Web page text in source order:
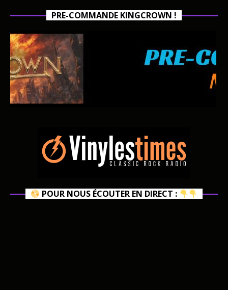
PRE-COMMANDE KINGCROWN !
POUR NOUS ÉCOUTER EN DIRECT :